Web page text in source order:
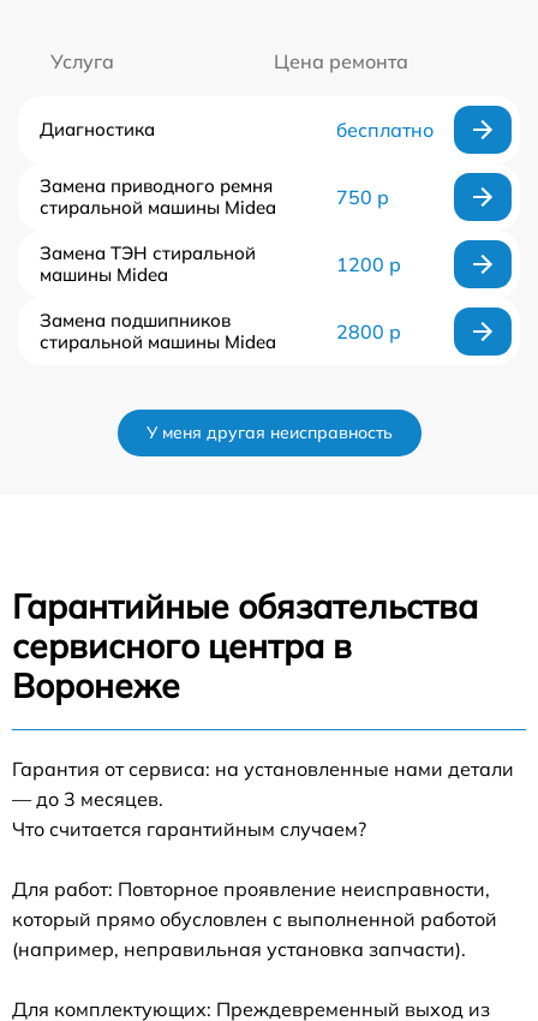
Услуга Цена ремонта
Диагностика бесплатно
Замена приводного ремня
стиральной машины Midea
750 р
Замена ТЭН стиральной
машины Midea
1200 р
Замена подшипников
стиральной машины Midea
2800 р
У меня другая неисправность
Гарантийные обязательства
сервисного центра в
Воронеже
Гарантия от сервиса: на установленные нами детали
— до 3 месяцев.
Что считается гарантийным случаем?
Для работ: Повторное проявление неисправности,
который прямо обусловлен с выполненной работой
(например, неправильная установка запчасти).
Для комплектующих: Преждевременный выход из